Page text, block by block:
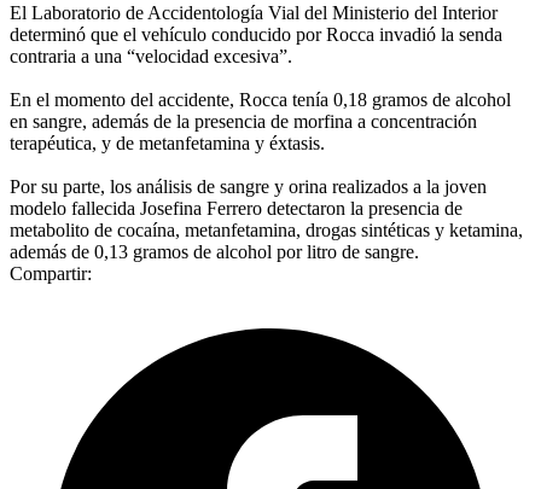
El Laboratorio de Accidentología Vial del Ministerio del Interior
determinó que el vehículo conducido por Rocca invadió la senda
contraria a una “velocidad excesiva”.
En el momento del accidente, Rocca tenía 0,18 gramos de alcohol
en sangre, además de la presencia de morfina a concentración
terapéutica, y de metanfetamina y éxtasis.
Por su parte, los análisis de sangre y orina realizados a la joven
modelo fallecida Josefina Ferrero detectaron la presencia de
metabolito de cocaína, metanfetamina, drogas sintéticas y ketamina,
además de 0,13 gramos de alcohol por litro de sangre.
Compartir: